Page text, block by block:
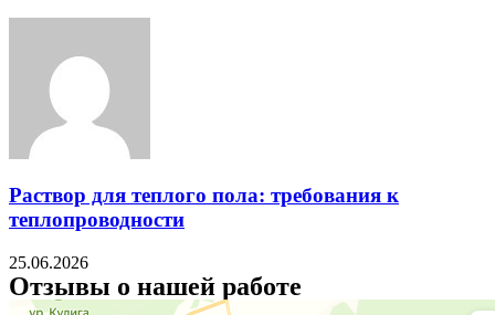
Раствор для теплого пола: требования к
теплопроводности
25.06.2026
Отзывы о нашей работе